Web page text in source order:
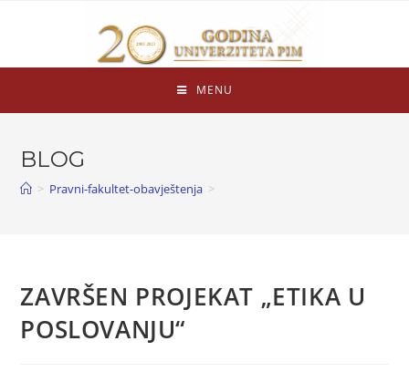
MENU
BLOG
> Pravni-fakultet-obavještenja >
ZAVRŠEN PROJEKAT „ETIKA U
POSLOVANJU“